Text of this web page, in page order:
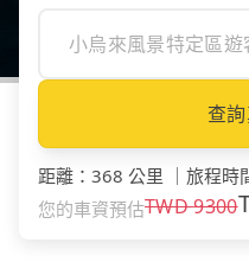
查
距離 ： 368 公里 旅程時
您的車資預估TWD9300